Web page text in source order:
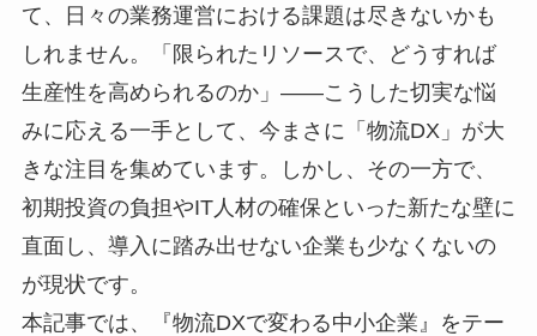
て、日々の業務運営における課題は尽きないかも
しれません。「限られたリソースで、どうすれば
生産性を高められるのか」――こうした切実な悩
みに応える一手として、今まさに「物流DX」が大
きな注目を集めています。しかし、その一方で、
初期投資の負担やIT人材の確保といった新たな壁に
直面し、導入に踏み出せない企業も少なくないの
が現状です。
本記事では、『物流DXで変わる中小企業』をテー